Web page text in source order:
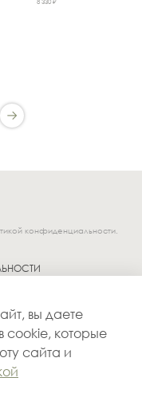
конфиденциальности.
вы даете
которые
сайта и